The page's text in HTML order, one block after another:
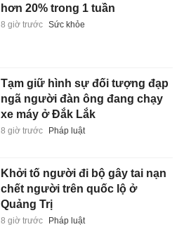
hơn 20% trong 1 tuần
8 giờ trước Sức khỏe
Tạm giữ hình sự đối tượng đạp
ngã người đàn ông đang chạy
xe máy ở Đắk Lắk
8 giờ trước Pháp luật
Khởi tố người đi bộ gây tai nạn
chết người trên quốc lộ ở
Quảng Trị
8 giờ trước Pháp luật